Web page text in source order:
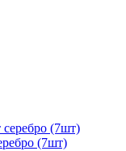
(7шт)